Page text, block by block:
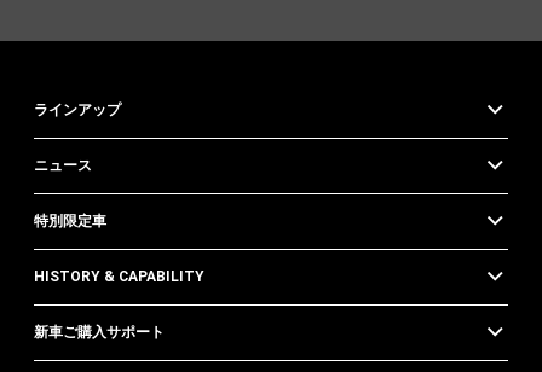
ラインアップ
ニュース
特別限定車
HISTORY & CAPABILITY
新車ご購入サポート